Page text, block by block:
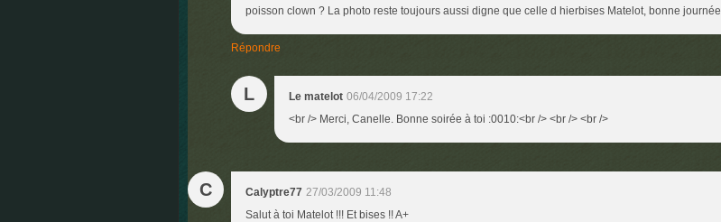
poisson clown ? La photo reste toujours aussi digne que celle d hierbises Matelot, bonne journée
Répondre
L Le matelot 06/04/2009 17:22
<br /> Merci, Canelle. Bonne soirée à toi :0010:<br /> <br /> <br />
C Calyptre77 27/03/2009 11:48
Salut à toi Matelot !!! Et bises !! A+